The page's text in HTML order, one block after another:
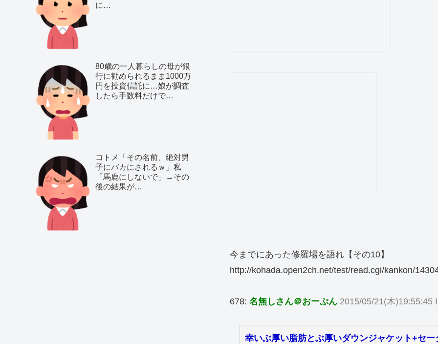
今までにあった修羅場を語れ【その10】
http://kohada.open2ch.net/test/read.cgi/kankon/
678: 名無しさん＠おーぷん 2015/05/21(木)19:55:45
幸いぶ厚い脂肪とぶ厚いダウンジャケット+セ
に…
80歳の一人暮らしの母が銀
行に勧められるまま1000万
円を投資信託に…娘が調査
したら手数料だけで…
コトメ「その名前、絶対男
子にバカにされるｗ」私
「馬鹿にしないで」→その
後の結果が…